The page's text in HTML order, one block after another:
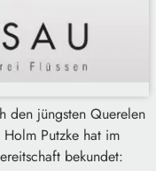
den jüngsten Querelen
Putzke hat im
bekundet: